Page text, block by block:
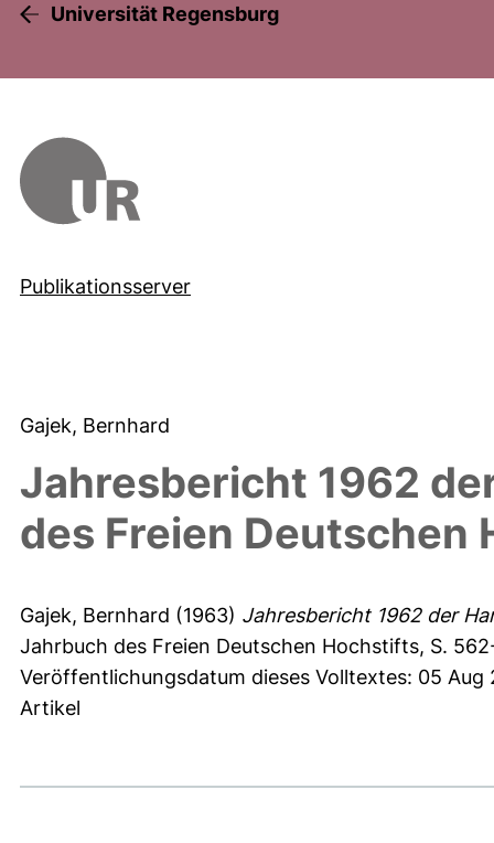
Universität Regensburg
Publikationsserver
Gajek, Bernhard
Jahresbericht 1962
des Freien Deutschen
Gajek, Bernhard (1963) Jahresbericht 1962 der
Jahrbuch des Freien Deutschen Hochstifts, S.
Veröffentlichungsdatum dieses Volltextes: 05 Aug
Artikel